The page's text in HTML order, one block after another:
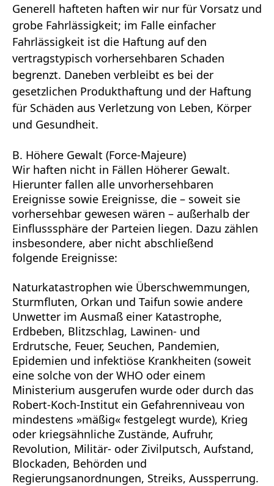
Generell hafteten haften wir nur für Vorsatz und
grobe Fahrlässigkeit; im Falle einfacher
Fahrlässigkeit ist die Haftung auf den
vertragstypisch vorhersehbaren Schaden
begrenzt. Daneben verbleibt es bei der
gesetzlichen Produkthaftung und der Haftung
für Schäden aus Verletzung von Leben, Körper
und Gesundheit.
B. Höhere Gewalt (Force-Majeure)
Wir haften nicht in Fällen Höherer Gewalt.
Hierunter fallen alle unvorhersehbaren
Ereignisse sowie Ereignisse, die – soweit sie
vorhersehbar gewesen wären – außerhalb der
Einflusssphäre der Parteien liegen. Dazu zählen
insbesondere, aber nicht abschließend
folgende Ereignisse:
Naturkatastrophen wie Überschwemmungen,
Sturmfluten, Orkan und Taifun sowie andere
Unwetter im Ausmaß einer Katastrophe,
Erdbeben, Blitzschlag, Lawinen- und
Erdrutsche, Feuer, Seuchen, Pandemien,
Epidemien und infektiöse Krankheiten (soweit
eine solche von der WHO oder einem
Ministerium ausgerufen wurde oder durch das
Robert-Koch-Institut ein Gefahrenniveau von
mindestens »mäßig« festgelegt wurde), Krieg
oder kriegsähnliche Zustände, Aufruhr,
Revolution, Militär- oder Zivilputsch, Aufstand,
Blockaden, Behörden und
Regierungsanordnungen, Streiks, Aussperrung.